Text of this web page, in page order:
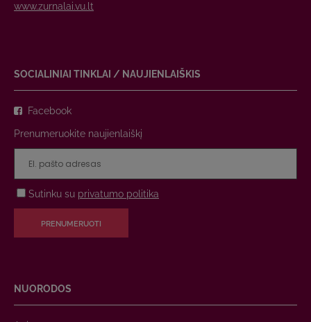
www.zurnalai.vu.lt
SOCIALINIAI TINKLAI / NAUJIENLAIŠKIS
Facebook
Prenumeruokite naujienlaiškį
Sutinku su privatumo politika
PRENUMERUOTI
NUORODOS